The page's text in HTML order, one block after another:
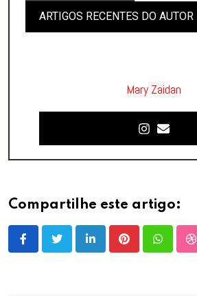
ARTIGOS RECENTES DO AUTOR
Mary Zaidan
Compartilhe este artigo:
LinkedInPinterest